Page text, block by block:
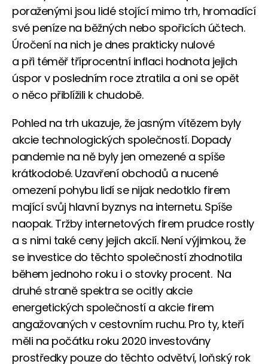
poraženými jsou lidé stojící mimo trh, hromadící
své peníze na běžných nebo spořicích účtech.
Úročení na nich je dnes prakticky nulové
a při téměř tříprocentní inflaci hodnota jejich
úspor v posledním roce ztratila a oni se opět
o něco přiblížili k chudobě.
Pohled na trh ukazuje, že jasným vítězem byly
akcie technologických společností. Dopady
pandemie na ně byly jen omezené a spíše
krátkodobé. Uzavření obchodů a nucené
omezení pohybu lidí se nijak nedotklo firem
mající svůj hlavní byznys na internetu. Spíše
naopak. Tržby internetových firem prudce rostly
a s nimi také ceny jejich akcií. Není výjimkou, že
se investice do těchto společností zhodnotila
během jednoho roku i o stovky procent. Na
druhé straně spektra se ocitly akcie
energetických společností a akcie firem
angažovaných v cestovním ruchu. Pro ty, kteří
měli na počátku roku 2020 investovány
prostředky pouze do těchto odvětví, loňský rok